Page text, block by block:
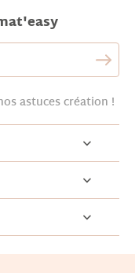
astuces création !